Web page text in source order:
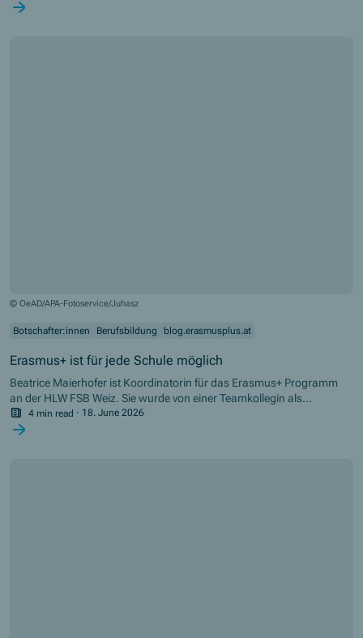
institutioneller und regionaler Ebene entfalten kann. Seit dem Einstieg
© OeAD/APA-Fotoservice/Juhasz
Botschafter:innen Berufsbildung blog.erasmusplus.at
Erasmus+ ist für jede Schule möglich
Beatrice Maierhofer ist Koordinatorin für das Erasmus+ Programm
an der HLW FSB Weiz. Sie wurde von einer Teamkollegin als
Programmbotschafterin nominiert und im Dezember 2025 als
Erasmus+ Botschafterin im Bereich "Berufsbildung" ausgezeichnet.
4 min read · 18. June 2026